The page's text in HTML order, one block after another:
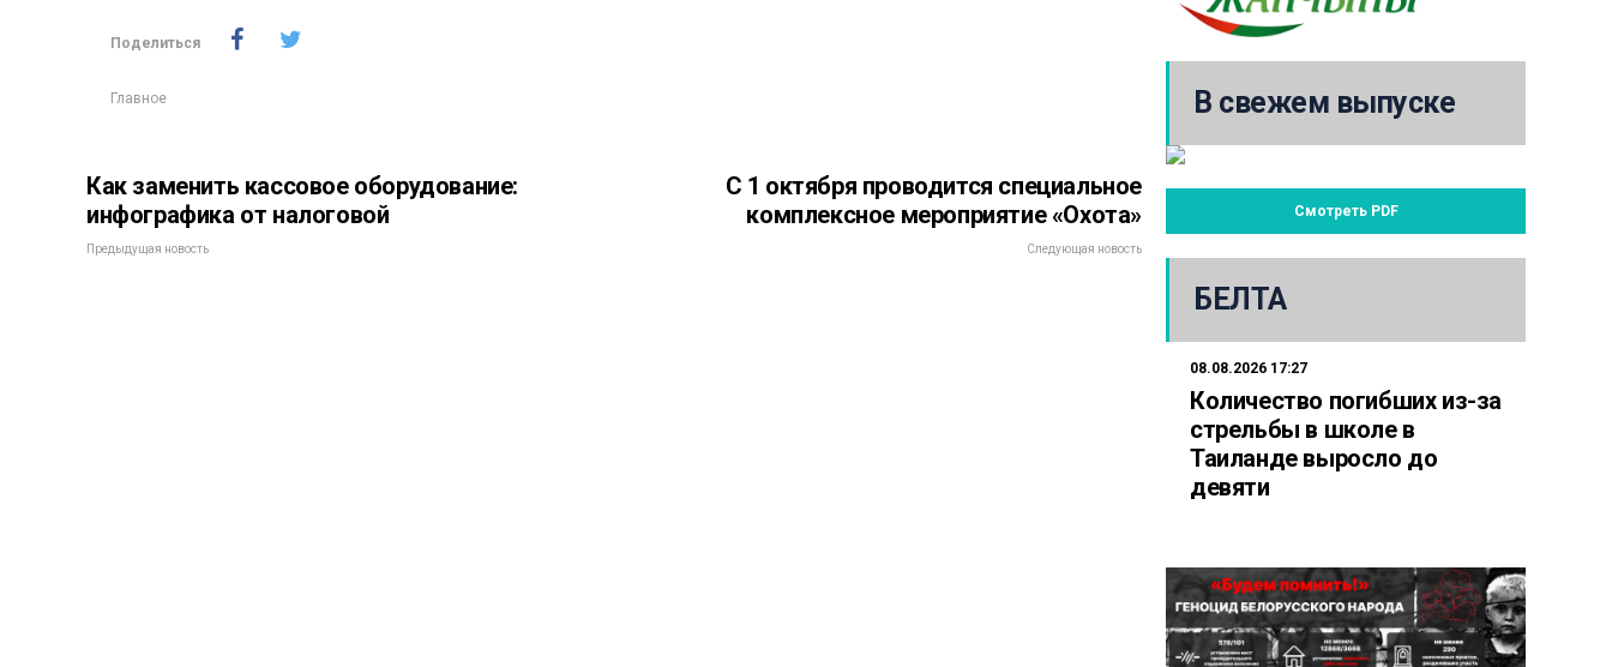
Поделиться
Главное
Как заменить кассовое оборудование:
инфографика от налоговой
Предыдущая новость
С 1 октября проводится специальное
комплексное мероприятие «Охота»
Следующая новость
В свежем выпуске
Смотреть PDF
БЕЛТА
08.08.2026 17:27
Количество погибших из-за
стрельбы в школе в
Таиланде выросло до
девяти